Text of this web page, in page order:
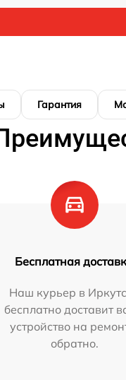
Гарантия
Бесплатная
Наш курьер в
бесплатно доставит
устройство на
обратно.